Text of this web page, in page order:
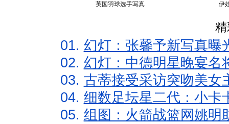
英国羽球选手写真 伊
01. 幻灯：张馨予新写真曝
02. 幻灯：中德明星晚宴名
03. 古蒂接受采访突吻美女
04. 细数足坛星二代：小卡
05. 组图：火箭战篮网姚明